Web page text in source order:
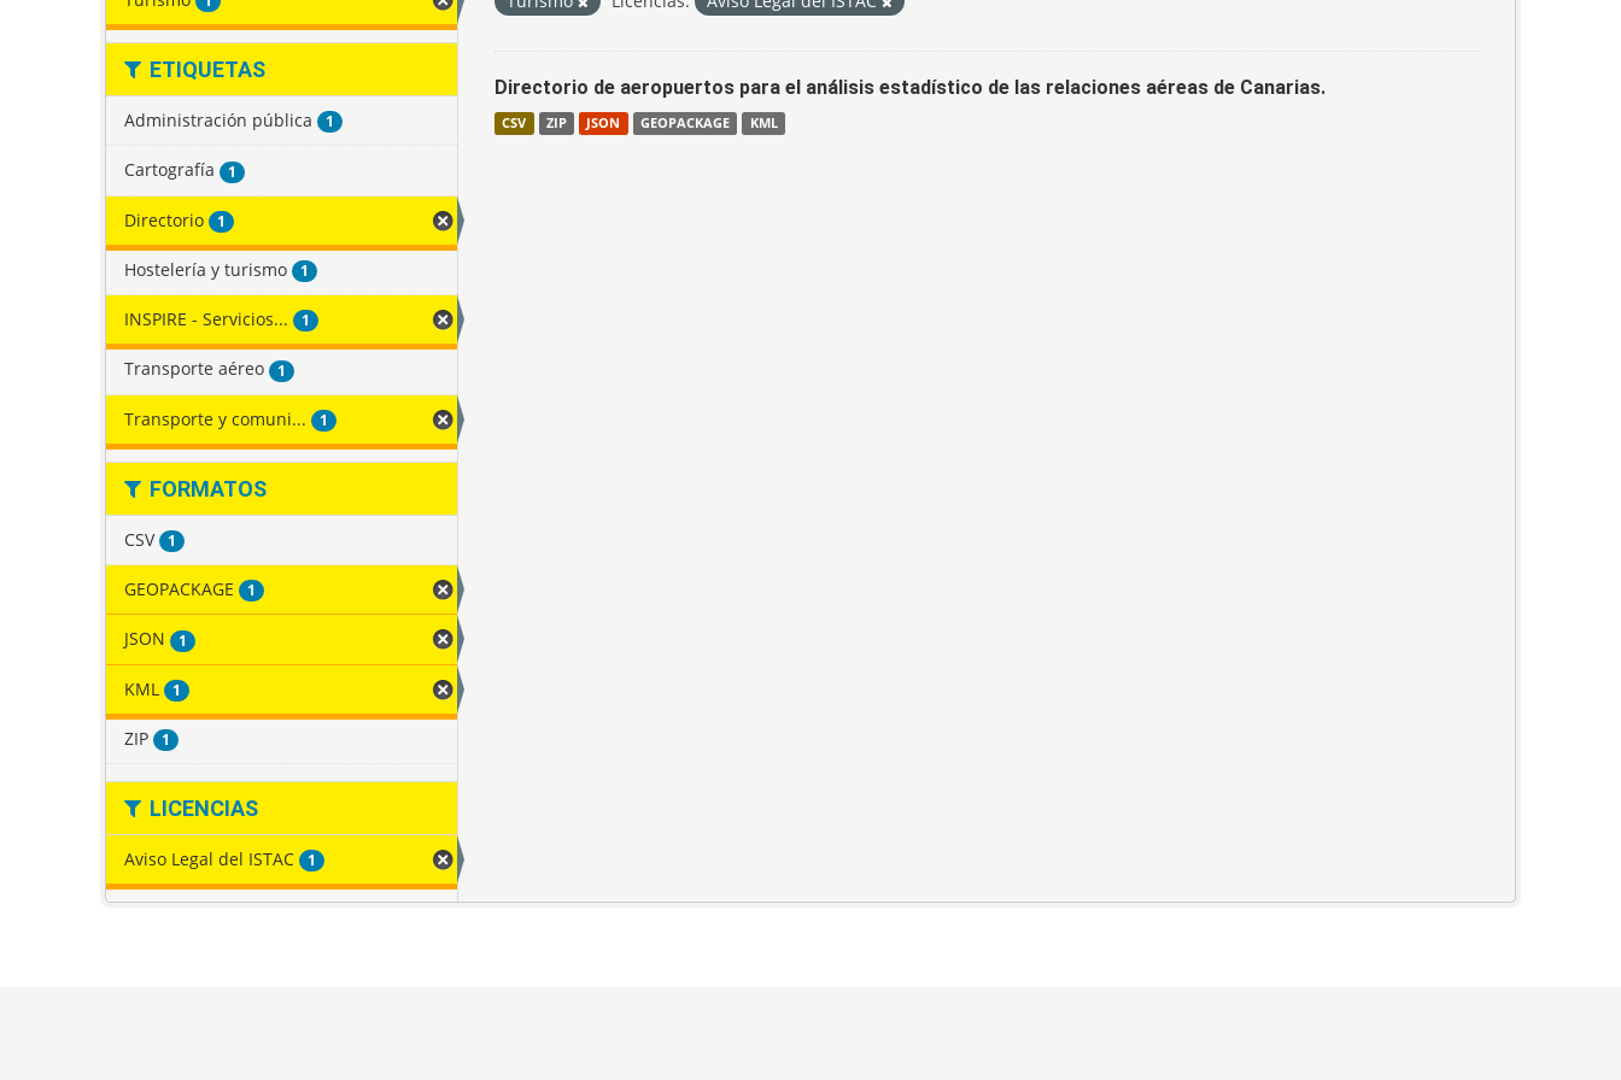
ETIQUETAS
Administración pública 1
Cartografía 1
Directorio 1
Hostelería y turismo 1
INSPIRE - Servicios... 1
Transporte aéreo 1
Transporte y comuni... 1
FORMATOS
CSV 1
GEOPACKAGE 1
JSON 1
KML 1
ZIP 1
LICENCIAS
Aviso Legal del ISTAC 1
Directorio de aeropuertos para el análisis estadístico de las relaciones aéreas de Canarias.
CSV ZIP JSON GEOPACKAGE KML